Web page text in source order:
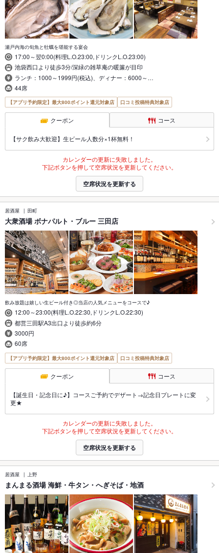
瀬戸内海の旬魚と牡蠣を堪能する宴会
17:00～翌0:00(料理L.O.23:00,ドリンクL.O.23:00)
池袋西口より徒歩3分/深緑の雑草庵の暖簾が目印
ランチ：1000～1999円(税込)、ディナー：6000～…
44席
【アプリ予約限定】最大800ポイント還元対象店 口コミ投稿特典対象店
クーポン コース
【サク飲み大歓迎】生ビール人数分×1杯無料！
カレンダーの更新に失敗しました。
下記ボタンを押して空席状況を更新してください。
空席状況を更新する
居酒屋 田町
大衆酒場 ボナパルト・ブルー 三田店
飲み放題は嬉しい生ビール付き◎当店の人気メニューをコースで♪
12:00～23:00(料理L.O.22:30,ドリンクL.O.22:30)
都営三田駅A3出口より徒歩約6分
3000円
60席
【アプリ予約限定】最大800ポイント還元対象店 口コミ投稿特典対象店
クーポン コース
【誕生日・記念日に♪】コースご予約でデザート→記念日プレートに変
更★
カレンダーの更新に失敗しました。
下記ボタンを押して空席状況を更新してください。
空席状況を更新する
居酒屋 上野
まんまる酒場 海鮮・牛タン・へぎそば・地酒